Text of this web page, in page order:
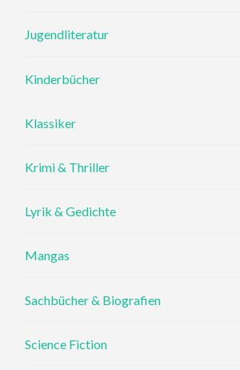
Jugendliteratur
Kinderbücher
Klassiker
Krimi & Thriller
Lyrik & Gedichte
Mangas
Sachbücher & Biografien
Science Fiction